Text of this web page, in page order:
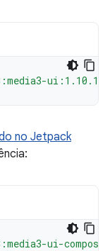
ui:1.10.1"
no Jetpack
ui-